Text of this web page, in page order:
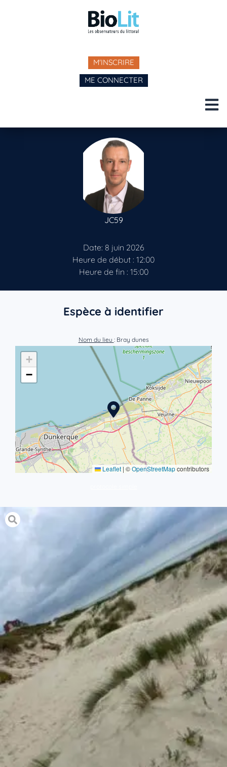
M'INSCRIRE
ME CONNECTER
JC59
Date: 8 juin 2026
Heure de début : 12:00
Heure de fin : 15:00
Espèce à identifier
Nom du lieu : Bray dunes
+
−
Leaflet| ©OpenStreetMapcontributors